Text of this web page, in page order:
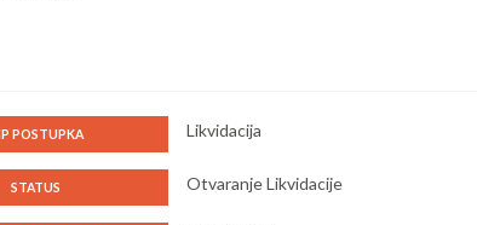
POSTUPKA Likvidacija
STATUS Otvaranje Likvidacije